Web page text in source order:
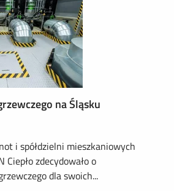
na Śląsku
i spółdzielni mieszkaniowych
Ciepło zdecydowało o
dla swoich...